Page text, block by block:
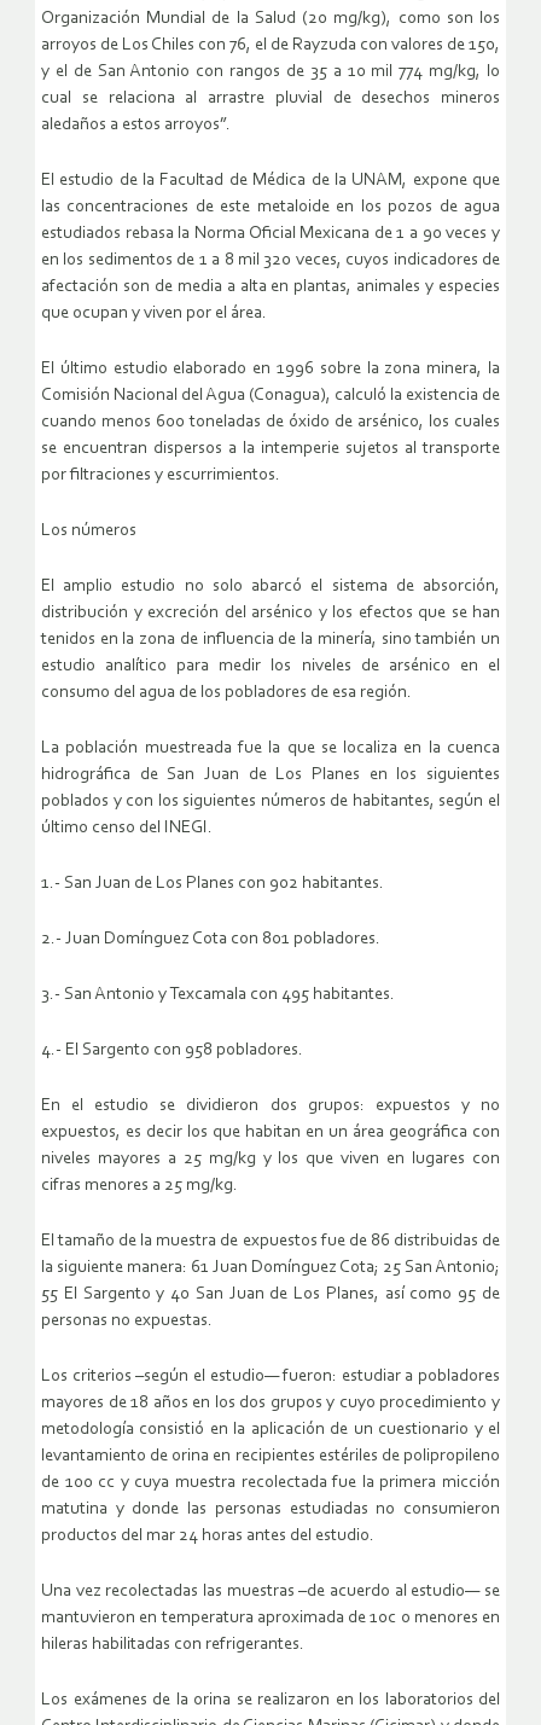
Organización Mundial de la Salud (20 mg/kg), como son los
arroyos de Los Chiles con 76, el de Rayzuda con valores de 150,
y el de San Antonio con rangos de 35 a 10 mil 774 mg/kg, lo
cual se relaciona al arrastre pluvial de desechos mineros
aledaños a estos arroyos”.
El estudio de la Facultad de Médica de la UNAM, expone que
las concentraciones de este metaloide en los pozos de agua
estudiados rebasa la Norma Oficial Mexicana de 1 a 90 veces y
en los sedimentos de 1 a 8 mil 320 veces, cuyos indicadores de
afectación son de media a alta en plantas, animales y especies
que ocupan y viven por el área.
El último estudio elaborado en 1996 sobre la zona minera, la
Comisión Nacional del Agua (Conagua), calculó la existencia de
cuando menos 600 toneladas de óxido de arsénico, los cuales
se encuentran dispersos a la intemperie sujetos al transporte
por filtraciones y escurrimientos.
Los números
El amplio estudio no solo abarcó el sistema de absorción,
distribución y excreción del arsénico y los efectos que se han
tenidos en la zona de influencia de la minería, sino también un
estudio analítico para medir los niveles de arsénico en el
consumo del agua de los pobladores de esa región.
La población muestreada fue la que se localiza en la cuenca
hidrográfica de San Juan de Los Planes en los siguientes
poblados y con los siguientes números de habitantes, según el
último censo del INEGI.
1.- San Juan de Los Planes con 902 habitantes.
2.- Juan Domínguez Cota con 801 pobladores.
3.- San Antonio y Texcamala con 495 habitantes.
4.- El Sargento con 958 pobladores.
En el estudio se dividieron dos grupos: expuestos y no
expuestos, es decir los que habitan en un área geográfica con
niveles mayores a 25 mg/kg y los que viven en lugares con
cifras menores a 25 mg/kg.
El tamaño de la muestra de expuestos fue de 86 distribuidas de
la siguiente manera: 61 Juan Domínguez Cota; 25 San Antonio;
55 El Sargento y 40 San Juan de Los Planes, así como 95 de
personas no expuestas.
Los criterios –según el estudio— fueron: estudiar a pobladores
mayores de 18 años en los dos grupos y cuyo procedimiento y
metodología consistió en la aplicación de un cuestionario y el
levantamiento de orina en recipientes estériles de polipropileno
de 100 cc y cuya muestra recolectada fue la primera micción
matutina y donde las personas estudiadas no consumieron
productos del mar 24 horas antes del estudio.
Una vez recolectadas las muestras –de acuerdo al estudio— se
mantuvieron en temperatura aproximada de 10c o menores en
hileras habilitadas con refrigerantes.
Los exámenes de la orina se realizaron en los laboratorios del